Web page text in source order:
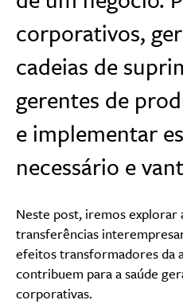
corporativos,
cadeias de
gerentes de
e implementar
necessário e
Neste post, iremos explorar
transferências
efeitos transformadores da
contribuem para a saúde
corporativas.